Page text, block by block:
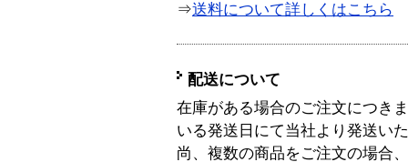
⇒送料について詳しくはこちら
配送について
在庫がある場合のご注文につき
いる発送日にて当社より発送い
尚、複数の商品をご注文の場合